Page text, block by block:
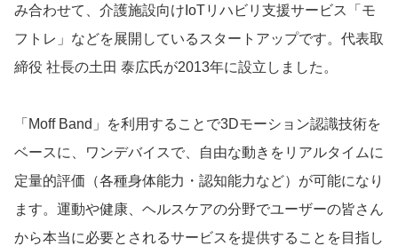
み合わせて、介護施設向けIoTリハビリ支援サービス「モ
フトレ」などを展開しているスタートアップです。代表取
締役 社長の土田 泰広氏が2013年に設立しました。
「Moff Band」を利用することで3Dモーション認識技術を
ベースに、ワンデバイスで、自由な動きをリアルタイムに
定量的評価（各種身体能力・認知能力など）が可能になり
ます。運動や健康、ヘルスケアの分野でユーザーの皆さん
から本当に必要とされるサービスを提供することを目指し